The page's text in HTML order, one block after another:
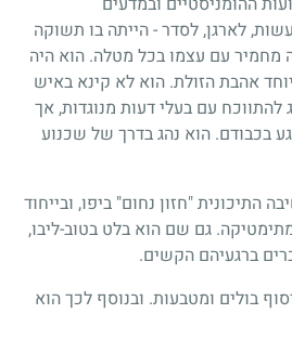
לארגן, לסדר-הייתה בו תשוקה
מחמיר עם עצמו בכל מטלה. הוא היה
אהבת הזולת. הוא לא קינא באיש
עם בעלי דעות מנוגדות, אך
בכבודם. הוא נהג בדרך של שכנוע
התיכונית "חזון נחום" ביפו, ובייחוד
גם שם הוא בלט בטוב-ליבו,
ברגעיהם הקשים.
בולים ומטבעות. ובנוסף לכך הוא